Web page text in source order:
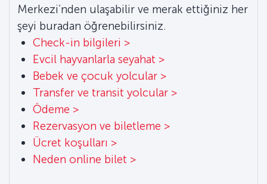
Merkezi’nden ulaşabilir ve merak ettiğiniz her
şeyi buradan öğrenebilirsiniz.
Check-in bilgileri >
Evcil hayvanlarla seyahat >
Bebek ve çocuk yolcular >
Transfer ve transit yolcular >
Ödeme >
Rezervasyon ve biletleme >
Ücret koşulları >
Neden online bilet >